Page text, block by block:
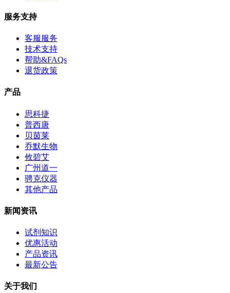
服务支持
客服服务
技术支持
帮助&FAQs
退货政策
产品
思科捷
普西唐
贝茵莱
乔默生物
攸碧艾
广州道一
骋克仪器
其他产品
新闻资讯
试剂知识
优惠活动
产品资讯
最新公告
关于我们